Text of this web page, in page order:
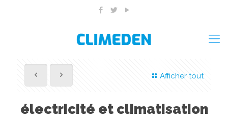
Afficher tout
électricité et climatisation